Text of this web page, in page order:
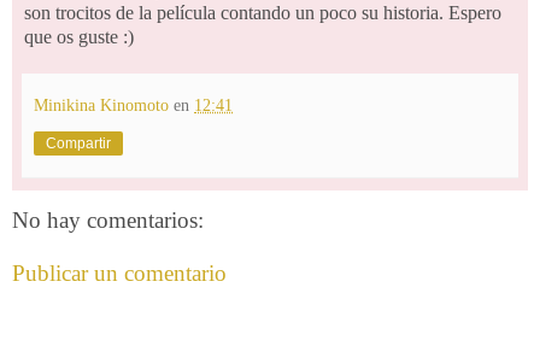
son trocitos de la película contando un poco su historia. Espero
que os guste :)
Minikina Kinomoto en 12:41
Compartir
No hay comentarios:
Publicar un comentario